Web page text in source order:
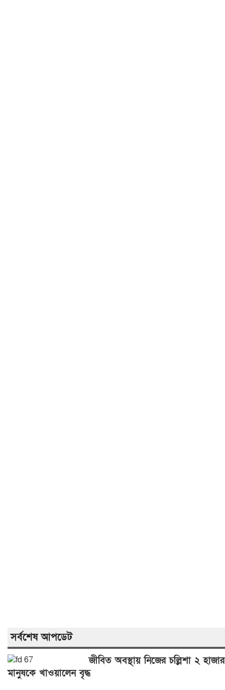
সর্বশেষ আপডেট
জীবিত অবস্থায় নিজের চল্লিশা ২ হাজার
মানুষকে খাওয়ালেন বৃদ্ধ